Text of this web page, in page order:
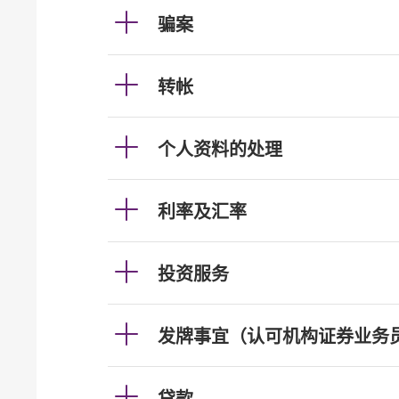
骗案
转帐
个人资料的处理
利率及汇率
投资服务
发牌事宜（认可机构证券业务